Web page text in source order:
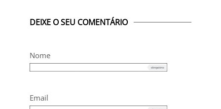
DEIXE O SEU COMENTÁRIO
Nome
Email